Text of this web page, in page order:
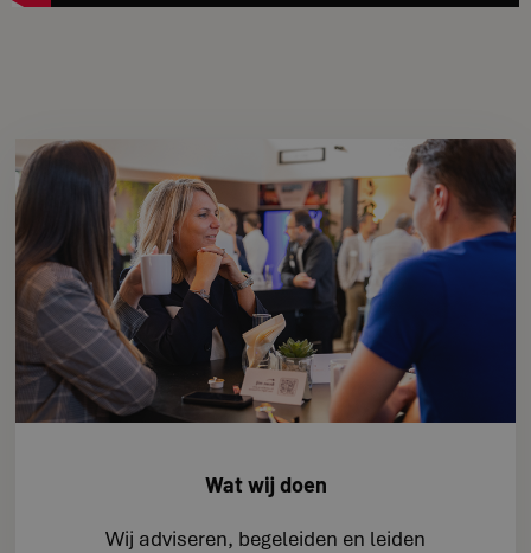
Wat wij doen
Wij adviseren, begeleiden en leiden